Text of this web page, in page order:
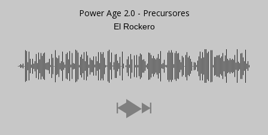
Power Age 2.0 - Precursores
El Rockero